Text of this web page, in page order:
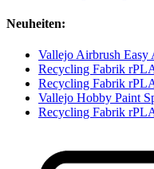
Neuheiten:
Vallejo Airbrush Easy
Recycling Fabrik
Recycling Fabrik
Vallejo Hobby Paint
Recycling Fabrik